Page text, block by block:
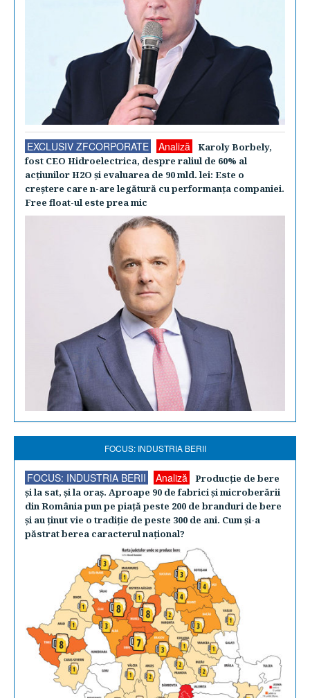
EXCLUSIV ZFCORPORATE Analiză
Karoly Borbely,
fost CEO Hidroelectrica, despre raliul de 60% al
acţiunilor H2O şi evaluarea de 90 mld. lei: Este o
creştere care n-are legătură cu performanţa companiei.
Free float-ul este prea mic
FOCUS: INDUSTRIA BERII
FOCUS: INDUSTRIA BERII Analiză
Producţie de bere
şi la sat, şi la oraş. Aproape 90 de fabrici şi microberării
din România pun pe piaţă peste 200 de branduri de bere
şi au ţinut vie o tradiţie de peste 300 de ani. Cum şi-a
păstrat berea caracterul naţional?